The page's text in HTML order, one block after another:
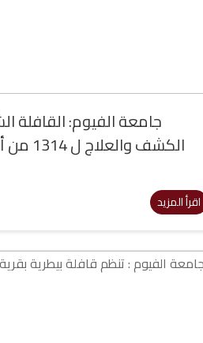
جامعة الفيوم: القافلة
الكشف
اقرأ المزيد